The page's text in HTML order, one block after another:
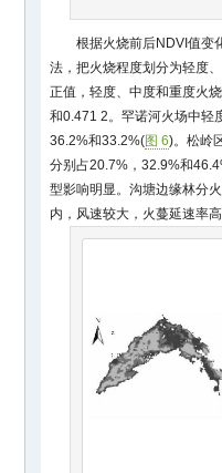
根据火烧前后NDVI值变
法，把火烧程度划分为轻度
正值，轻度、中度和重度火
和0.471 2。罕诺河火场中轻
36.2%和33.2%(图 6)。松岭
分别占20.7%，32.9%和
型影响明显。沟塘边缘林分
内，风速较大，火蔓延速率